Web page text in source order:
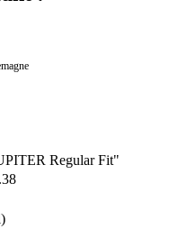
Regular Fit"